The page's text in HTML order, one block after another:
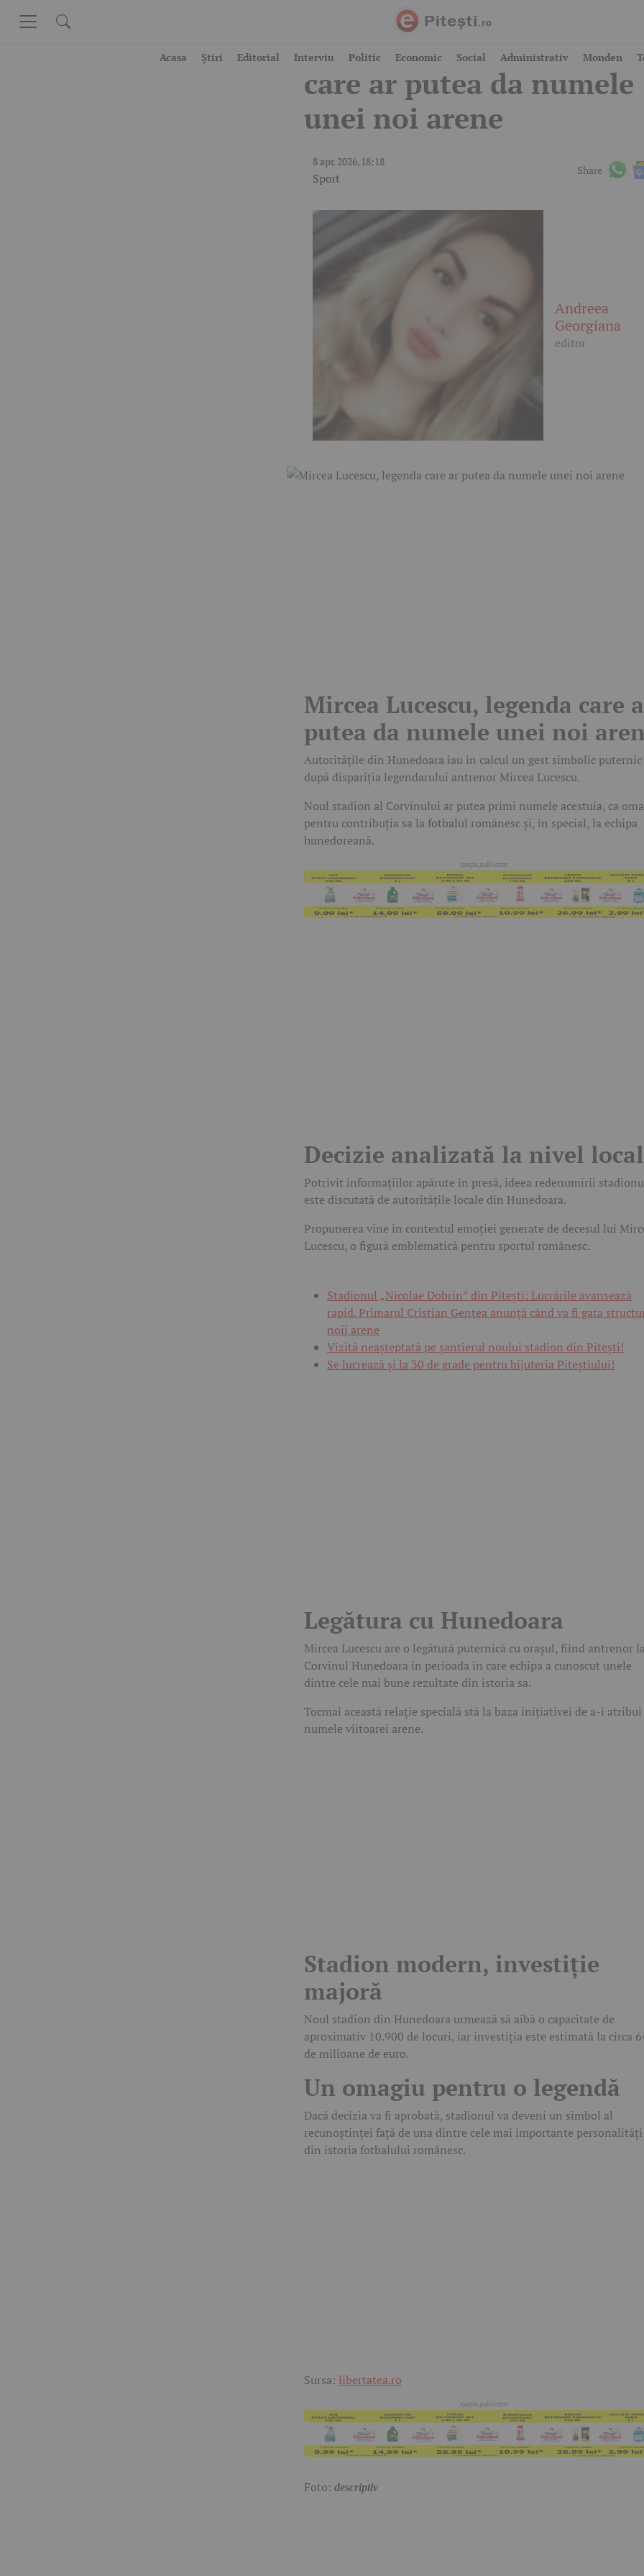
Acasa Știri Editorial Interviu Politic Economic Social Administrativ Monden
Mircea Lucescu, legenda
care ar putea da numele
unei noi arene
8 apr. 2026, 18:18
Sport
Share
Andreea
Georgiana
editor
Mircea Lucescu, legenda care
putea da numele unei noi
Autoritățile din Hunedoara iau în calcul un gest simbolic puternic
după dispariția legendarului antrenor Mircea Lucescu.
Noul stadion al Corvinului ar putea primi numele acestuia, ca
pentru contribuția sa la fotbalul românesc și, în special, la echipa
hunedoreană.
Decizie analizată la nivel local
Potrivit informațiilor apărute în presă, ideea redenumirii
este discutată de autoritățile locale din Hunedoara.
Propunerea vine în contextul emoției generate de decesul lui
Lucescu, o figură emblematică pentru sportul românesc.
Stadionul „Nicolae Dobrin” din Pitești: Lucrările avansează
rapid. Primarul Cristian Gentea anunță când va fi gata
noii arene
Vizită neașteptată pe șantierul noului stadion din Pitești!
Se lucrează și la 30 de grade pentru bijuteria Piteștiului!
Legătura cu Hunedoara
Mircea Lucescu are o legătură puternică cu orașul, fiind antrenor
Corvinul Hunedoara în perioada în care echipa a cunoscut unele
dintre cele mai bune rezultate din istoria sa.
Tocmai această relație specială stă la baza inițiativei de a-i atribui
numele viitoarei arene.
Stadion modern, investiție
majoră
Noul stadion din Hunedoara urmează să aibă o capacitate de
aproximativ 10.900 de locuri, iar investiția este estimată la circa
de milioane de euro.
Un omagiu pentru o legendă
Dacă decizia va fi aprobată, stadionul va deveni un simbol al
recunoștinței față de una dintre cele mai importante personalități
din istoria fotbalului românesc.
Sursa: libertatea.ro
Foto: descriptiv